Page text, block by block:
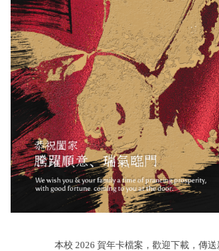
本校 2026 賀年卡檔案，歡迎下載，傳送